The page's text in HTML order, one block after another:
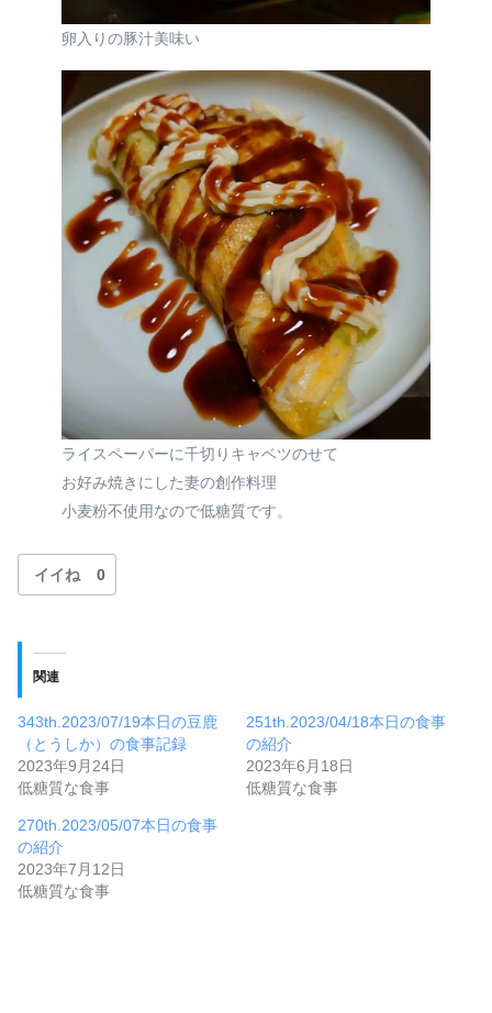
卵入りの豚汁美味い
ライスペーパーに千切りキャベツのせて
お好み焼きにした妻の創作料理
小麦粉不使用なので低糖質です。
イイね 0
関連
343th.2023/07/19本日の豆鹿
（とうしか）の食事記録
2023年9月24日
低糖質な食事
251th.2023/04/18本日の食事
の紹介
2023年6月18日
低糖質な食事
270th.2023/05/07本日の食事
の紹介
2023年7月12日
低糖質な食事